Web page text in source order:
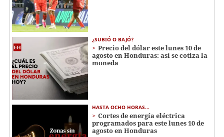
¿SUBIÓ O BAJÓ?
Precio del dólar este lunes 10 de
agosto en Honduras: así se cotiza la
moneda
HASTA OCHO HORAS...
Cortes de energía eléctrica
programados para este lunes 10 de
agosto en Honduras